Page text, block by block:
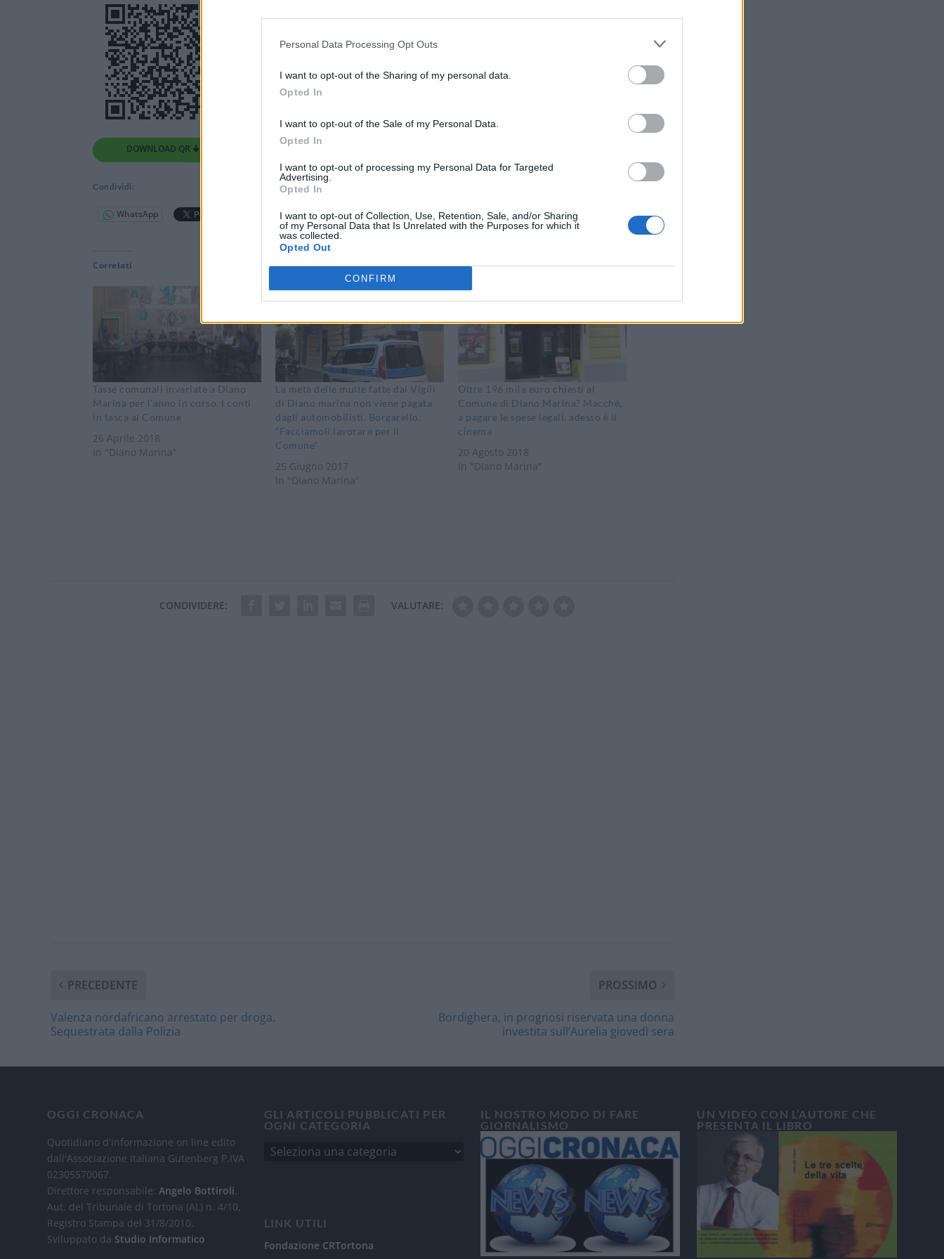
Personal Data Processing Opt Outs
I want to opt-out of the Sharing of my personal data.
Opted In
I want to opt-out of the Sale of my Personal Data.
Opted In
I want to opt-out of processing my Personal Data for Targeted
Advertising.
Opted In
I want to opt-out of Collection, Use, Retention, Sale, and/or Sharing
of my Personal Data that Is Unrelated with the Purposes for which it
was collected.
Opted Out
CONFIRM
DOWNLOAD QR 🠋
Condividi:
WhatsApp Telegram Stampa
Correlati
Tasse comunali invariate a Diano
Marina per l’anno in corso. I conti
in tasca al Comune
26 Aprile 2018
In "Diano Marina"
La metà delle multe fatte dai Vigili
di Diano marina non viene pagata
dagli automobilisti. Borgarello:
“Facciamoli lavorare per il
Comune”
25 Giugno 2017
In "Diano Marina"
Oltre 196 mila euro chiesti al
Comune di Diano Marina? Macché,
a pagare le spese legali, adesso è il
cinema
20 Agosto 2018
In "Diano Marina"
CONDIVIDERE: VALUTARE:
PRECEDENTE
Valenza nordafricano arrestato per droga.
Sequestrata dalla Polizia
PROSSIMO
Bordighera, in prognosi riservata una donna
investita sull’Aurelia giovedì sera
OGGI CRONACA
Quotidiano d'informazione on line edito
dall'Associazione Italiana Gutenberg P.IVA
02305570067.
Direttore responsabile:Angelo Bottiroli.
Aut. del Tribunale di Tortona (AL) n. 4/10,
Registro Stampa del 31/8/2010.
Sviluppato da Studio Informatico
GLI ARTICOLI PUBBLICATI PER
OGNI CATEGORIA
LINK UTILI
Fondazione CRTortona
IL NOSTRO MODO DI FARE
GIORNALISMO
UN VIDEO CON L’AUTORE CHE
PRESENTA IL LIBRO